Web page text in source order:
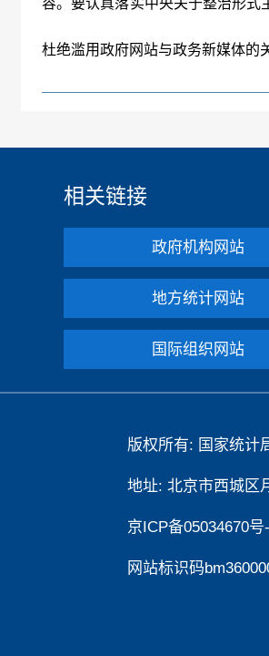
容。要认真落实中央关于整治形式
杜绝滥用政府网站与政务新媒体的
相关链接
政府机构网站
地方统计网站
国际组织网站
版权所有: 国家统
地址: 北京市西城区
京ICP备05034670号
网站标识码